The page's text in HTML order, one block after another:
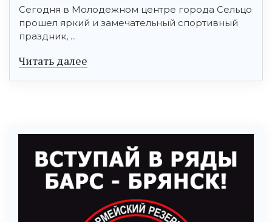
Сегодня в Молодежном центре города Сельцо
прошел яркий и замечательный спортивный
праздник, ...
Читать далее